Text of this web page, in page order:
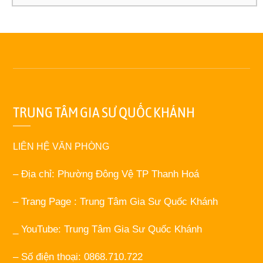
TRUNG TÂM GIA SƯ QUỐC KHÁNH
LIÊN HỆ VĂN PHÒNG
– Địa chỉ: Phường Đông Vệ TP Thanh Hoá
– Trang Page : Trung Tâm Gia Sư Quốc Khánh
_ YouTube: Trung Tâm Gia Sư Quốc Khánh
– Số điện thoại: 0868.710.722